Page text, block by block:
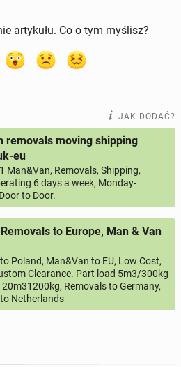
artykułu. Co o tym myślisz?
JAK DODAĆ?
removals moving shipping
eu
Man&Van, Removals, Shipping,
6 days a week, Monday-
to Door.
to Europe, Man & Van
Poland, Man&Van to EU, Low Cost,
Clearance. Part load 5m3/300kg
20m31200kg, Removals to Germany,
Netherlands